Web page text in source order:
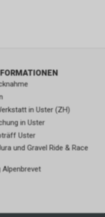
in Uster (ZH)
in Uster
Uster
und Gravel Ride & Race
Alpenbrevet